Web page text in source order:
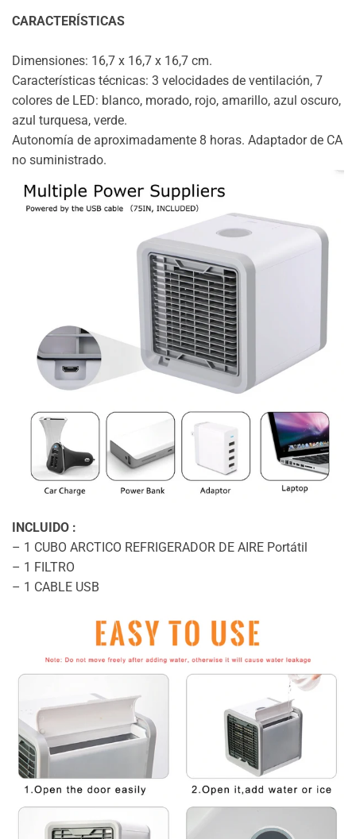
CARACTERÍSTICAS
Dimensiones: 16,7 x 16,7 x 16,7 cm.
Características técnicas: 3 velocidades de ventilación, 7
colores de LED: blanco, morado, rojo, amarillo, azul oscuro,
azul turquesa, verde.
Autonomía de aproximadamente 8 horas. Adaptador de CA
no suministrado.
INCLUIDO :
– 1 CUBO ARCTICO REFRIGERADOR DE AIRE Portátil
– 1 FILTRO
– 1 CABLE USB